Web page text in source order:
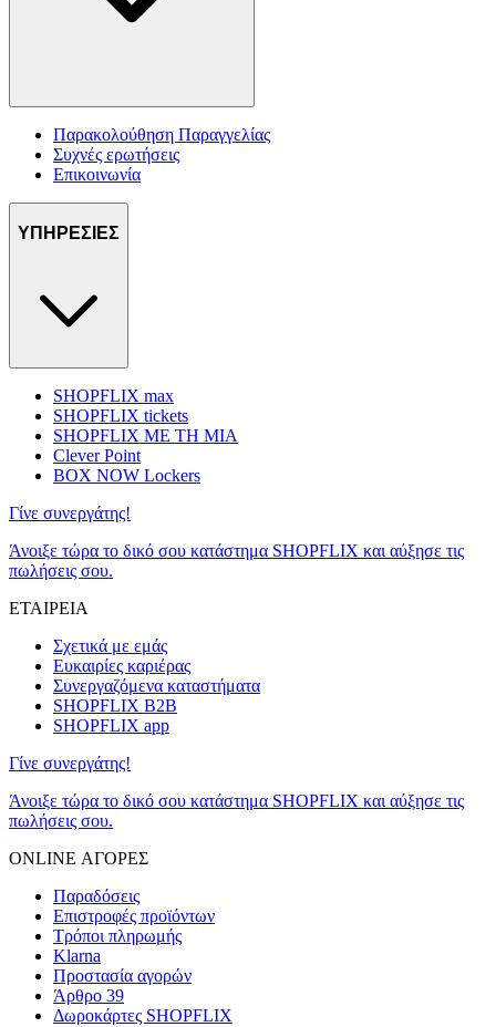
Παρακολούθηση Παραγγελίας
Συχνές ερωτήσεις
Επικοινωνία
ΥΠΗΡΕΣΙΕΣ
SHOPFLIX max
SHOPFLIX tickets
SHOPFLIX ΜΕ ΤΗ ΜΙΑ
Clever Point
BOX NOW Lockers
Γίνε συνεργάτης!
Άνοιξε τώρα το δικό σου κατάστημα SHOPFLIX και αύξησε τις
πωλήσεις σου.
ΕΤΑΙΡΕΙΑ
Σχετικά με εμάς
Ευκαιρίες καριέρας
Συνεργαζόμενα καταστήματα
SHOPFLIX B2B
SHOPFLIX app
Γίνε συνεργάτης!
Άνοιξε τώρα το δικό σου κατάστημα SHOPFLIX και αύξησε τις
πωλήσεις σου.
ONLINE ΑΓΟΡΕΣ
Παραδόσεις
Επιστροφές προϊόντων
Τρόποι πληρωμής
Klarna
Προστασία αγορών
Άρθρο 39
Δωροκάρτες SHOPFLIX